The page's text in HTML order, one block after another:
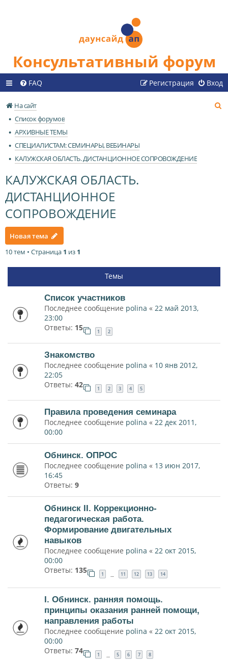
Консультативный форум
FAQ Вход
Регистрация
На сайт
Список форумов
АРХИВНЫЕ ТЕМЫ
СПЕЦИАЛИСТАМ: СЕМИНАРЫ, ВЕБИНАРЫ
КАЛУЖСКАЯ ОБЛАСТЬ. ДИСТАНЦИОННОЕ СОПРОВОЖДЕНИЕ
КАЛУЖСКАЯ ОБЛАСТЬ.
ДИСТАНЦИОННОЕ
СОПРОВОЖДЕНИЕ
Новая тема
10 тем • Страница 1 из 1
Темы
Список участников
Последнее сообщение polina « 22 май 2013,
23:00
Ответы: 15 1 2
Знакомство
Последнее сообщение polina « 10 янв 2012,
22:05
Ответы: 42 1 2 3 4 5
Правила проведения семинара
Последнее сообщение polina « 22 дек 2011,
00:00
Обнинск. ОПРОС
Последнее сообщение polina « 13 июн 2017,
16:45
Ответы: 9
Обнинск II. Коррекционно-
педагогическая работа.
Формирование двигательных
навыков
Последнее сообщение polina « 22 окт 2015,
00:00
Ответы: 135 1 … 11 12 13 14
I. Обнинск. ранняя помощь.
принципы оказания ранней помощи,
направления работы
Последнее сообщение polina « 22 окт 2015,
00:00
Ответы: 74 1 5 6 7 8